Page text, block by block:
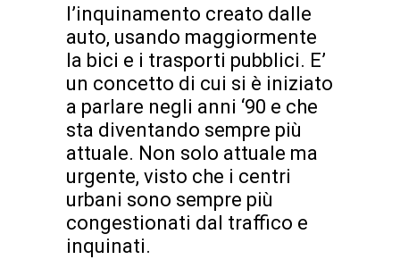
l’inquinamento creato dalle
auto, usando maggiormente
la bici e i trasporti pubblici. E’
un concetto di cui si è iniziato
a parlare negli anni ‘90 e che
sta diventando sempre più
attuale. Non solo attuale ma
urgente, visto che i centri
urbani sono sempre più
congestionati dal traffico e
inquinati.